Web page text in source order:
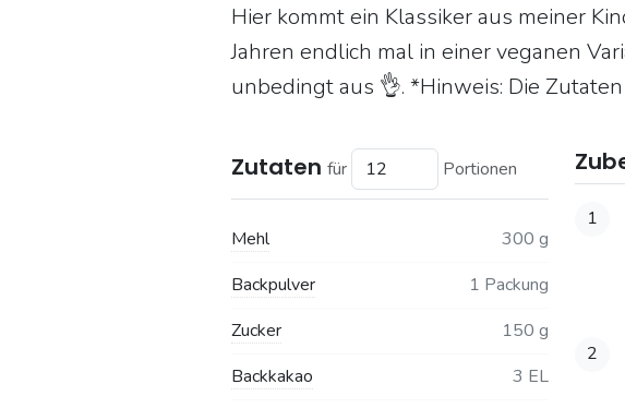
Hier kommt ein Klassiker aus meiner
Jahren endlich mal in einer veganen
unbedingt aus 👌. *Hinweis: Die
Zutaten für Portionen
Mehl
300 g
Backpulver
1 Packung
Zucker
150 g
Backkakao
3 EL
1
2